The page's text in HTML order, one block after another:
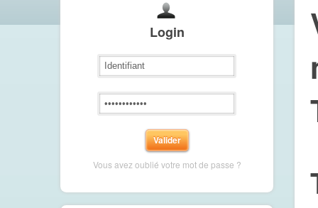
Login
Vous avez oublié votre mot de passe ?